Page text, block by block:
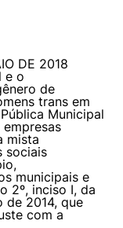
DE 2018
e o
de
trans em
Municipal
mista
sociais
municipais e
2º, inciso I, da
de 2014, que
com a